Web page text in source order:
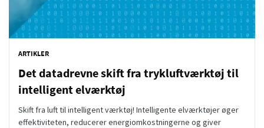
ARTIKLER
Det datadrevne skift fra trykluftværktøj til
intelligent elværktøj
Skift fra luft til intelligent værktøj! Intelligente elværktøjer øger
effektiviteten, reducerer energiomkostningerne og giver